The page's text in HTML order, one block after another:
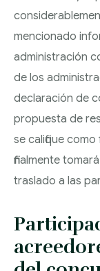
mencionado
administración
de los
declaración de
propuesta de
se califique
finalmente
traslado a las